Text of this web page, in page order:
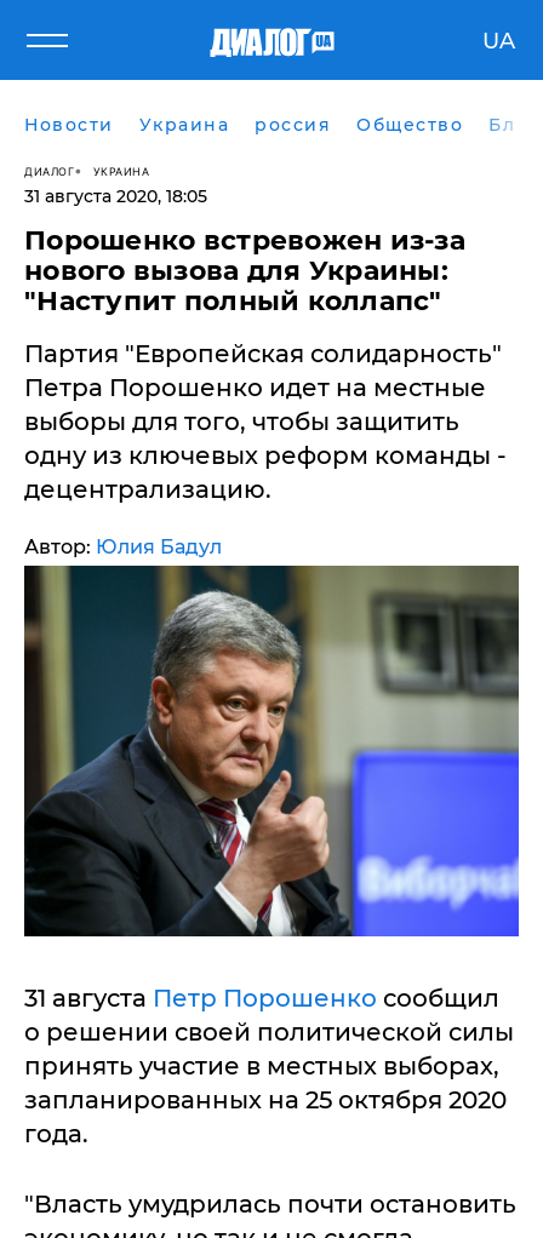
UA
Новости Украина россия Общество
ДИАЛОГ УКРАИНА
31 августа 2020, 18:05
Порошенко встревожен из-за
нового вызова для Украины:
"Наступит полный коллапс"
Партия "Европейская солидарность"
Петра Порошенко идет на местные
выборы для того, чтобы защитить
одну из ключевых реформ команды -
децентрализацию.
Автор: Юлия Бадул
31 августа Петр Порошенко сообщил
о решении своей политической силы
принять участие в местных выборах,
запланированных на 25 октября 2020
года.
"Власть умудрилась почти остановить